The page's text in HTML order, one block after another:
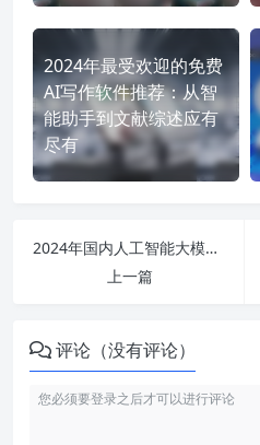
2024年最受欢迎的免费
AI写作软件推荐：从智
能助手到文献综述应有
尽有
2024年国内人工智能大模型排行榜与应用前景全面分析总结
上一篇
评论（没有评论）